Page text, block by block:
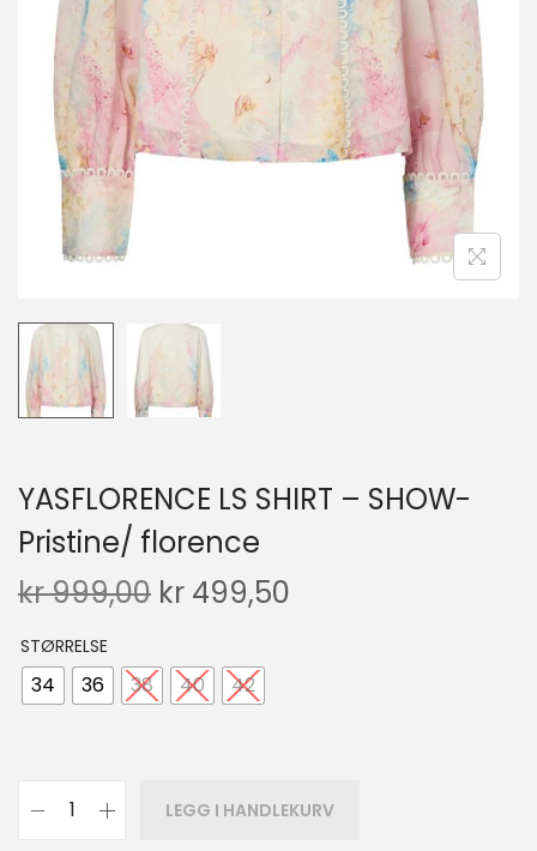
YASFLORENCE LS SHIRT – SHOW-
Pristine/ florence
kr999,00 kr 499,50
STØRRELSE
34 36 38 40 42
LEGG I HANDLEKURV